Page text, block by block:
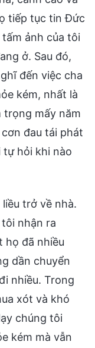
tiếp tục tin Đức
ảnh của tôi
ở. Sau đó,
đến việc cha
kém, nhất là
trọng mấy năm
đau tái phát
tự hỏi khi nào
trở về nhà.
nhận ra
họ đã nhiều
dần chuyển
nhiều. Trong
xót và khó
chúng tôi
kém mà vẫn